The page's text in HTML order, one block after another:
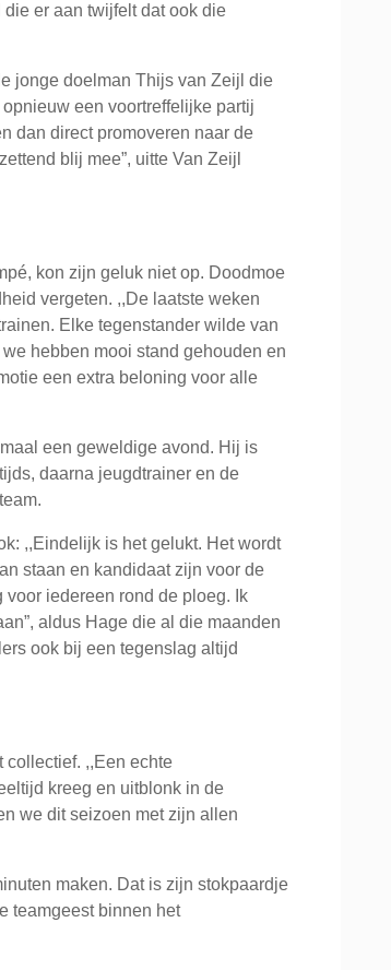
er aan twijfelt dat ook die
jonge doelman Thijs van Zeijl die
een voortreffelijke partij
dan direct promoveren naar de
blij mee”, uitte Van Zeijl
kon zijn geluk niet op. Doodmoe
vergeten. ,,De laatste weken
Elke tegenstander wilde van
hebben mooi stand gehouden en
een extra beloning voor alle
een geweldige avond. Hij is
daarna jeugdtrainer en de
,,Eindelijk is het gelukt. Het wordt
staan en kandidaat zijn voor de
iedereen rond de ploeg. Ik
aldus Hage die al die maanden
ook bij een tegenslag altijd
collectief. ,,Een echte
kreeg en uitblonk in de
we dit seizoen met zijn allen
maken. Dat is zijn stokpaardje
teamgeest binnen het